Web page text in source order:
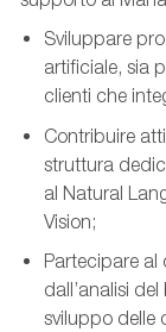
Sviluppare
artificiale, sia
clienti che
Contribuire
struttura
al Natural
Vision;
Partecipare
dall’analisi
sviluppo delle